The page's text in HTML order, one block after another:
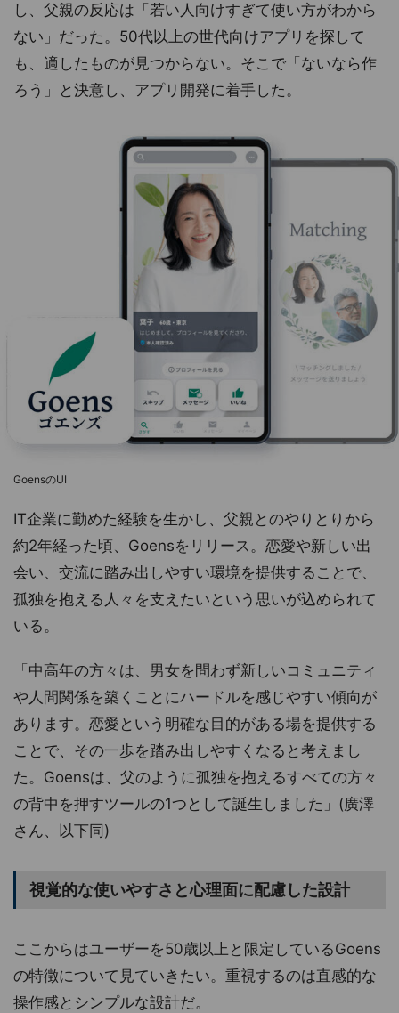
し、父親の反応は「若い人向けすぎて使い方がわから
ない」だった。50代以上の世代向けアプリを探して
も、適したものが見つからない。そこで「ないなら作
ろう」と決意し、アプリ開発に着手した。
GoensのUI
IT企業に勤めた経験を生かし、父親とのやりとりから
約2年経った頃、Goensをリリース。恋愛や新しい出
会い、交流に踏み出しやすい環境を提供することで、
孤独を抱える人々を支えたいという思いが込められて
いる。
「中高年の方々は、男女を問わず新しいコミュニティ
や人間関係を築くことにハードルを感じやすい傾向が
あります。恋愛という明確な目的がある場を提供する
ことで、その一歩を踏み出しやすくなると考えまし
た。Goensは、父のように孤独を抱えるすべての方々
の背中を押すツールの1つとして誕生しました」(廣澤
さん、以下同)
視覚的な使いやすさと心理面に配慮した設計
ここからはユーザーを50歳以上と限定しているGoens
の特徴について見ていきたい。重視するのは直感的な
操作感とシンプルな設計だ。